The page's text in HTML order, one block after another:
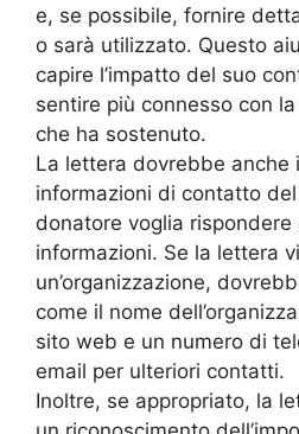
e, se possibile, fornire
o sarà utilizzato. Questo
capire l’impatto del suo
sentire più connesso con
che ha sostenuto.
La lettera dovrebbe anche
informazioni di contatto
donatore voglia rispondere
informazioni. Se la lettera
un’organizzazione,
come il nome
sito web e un numero di
email per ulteriori contatti.
Inoltre, se appropriato, la